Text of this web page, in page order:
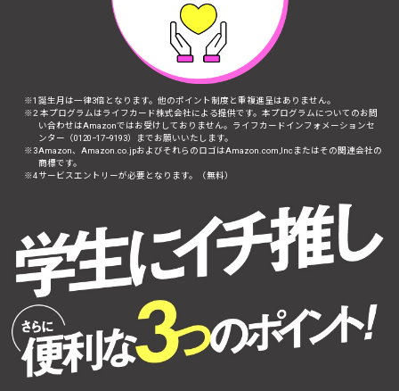
誕生月は一律3倍となります。他のポイント制度と重複進呈はありません。
本プログラムはライフカード株式会社による提供です。本プログラムについてのお問
い合わせはAmazonではお受けしておりません。ライフカードインフォメーションセ
ンター（0120−17−9193）までお願いいたします。
Amazon、Amazon.co.jpおよびそれらのロゴはAmazon.com,Incまたはその関連会社の
商標です。
サービスエントリーが必要となります。（無料）